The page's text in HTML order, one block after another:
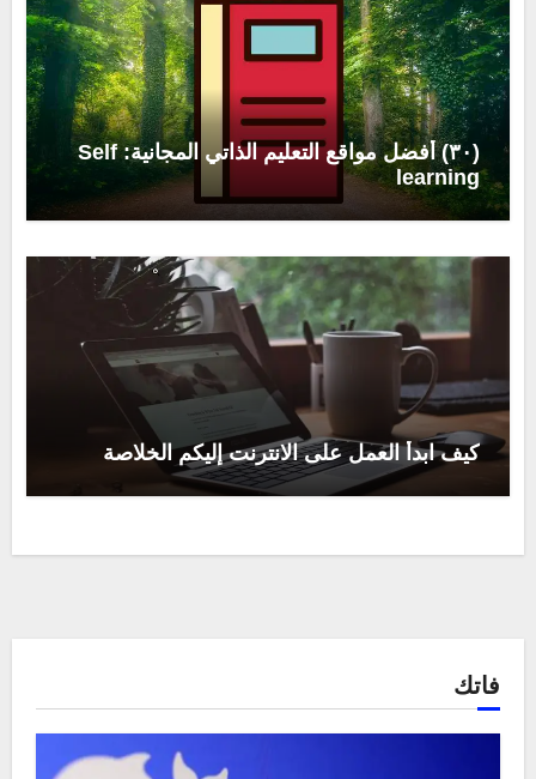
(٣٠) أفضل مواقع التعليم الذاتي المجانية: Self
learning
كيف ابدأ العمل على الانترنت إليكم الخلاصة
فاتك